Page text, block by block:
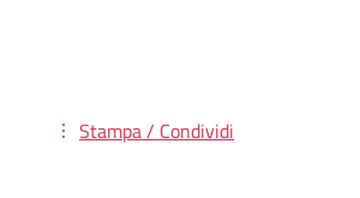
Stampa / Condividi